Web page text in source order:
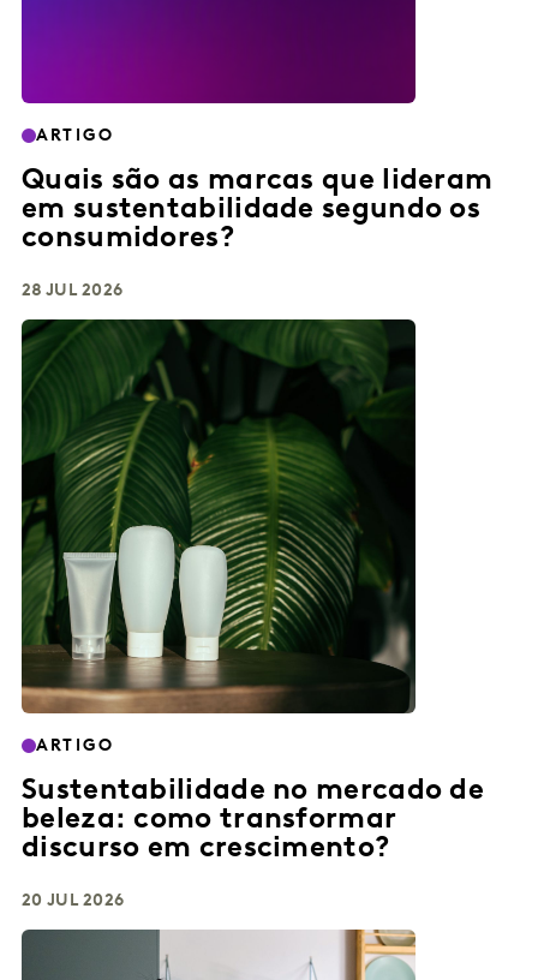
ARTIGO
Quais são as marcas que lideram
em sustentabilidade segundo os
consumidores?
28 JUL 2026
ARTIGO
Sustentabilidade no mercado de
beleza: como transformar
discurso em crescimento?
20 JUL 2026